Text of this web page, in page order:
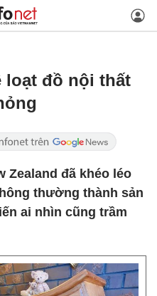
loạt đồ nội thất
Zealand đã khéo léo
thường thành sản
ai nhìn cũng trầm